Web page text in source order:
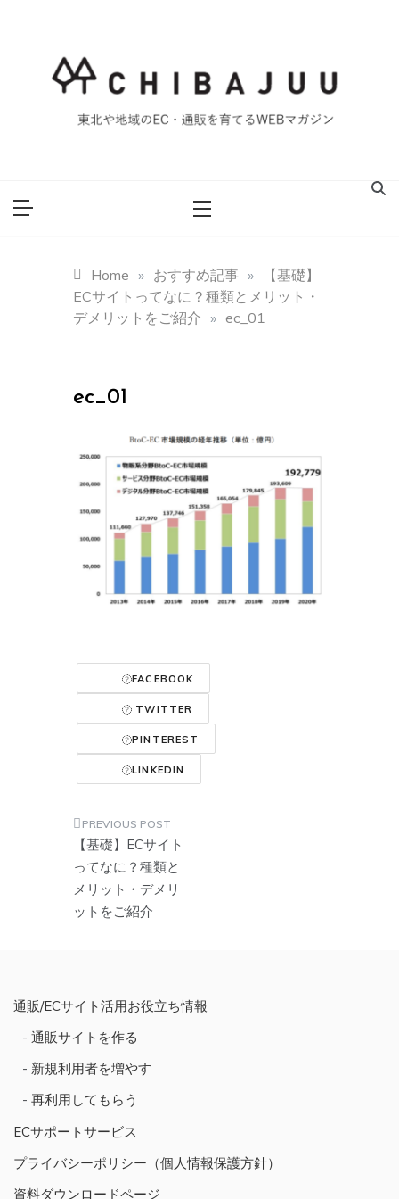
重ブログ
Home » おすすめ記事 »
【基礎】
ECサイトってなに？種類とメリット・
デメリットをご紹介 » ec_01
ec_01
FACEBOOK
TWITTER
PINTEREST
LINKEDIN
投
稿
ナ
ビ
シ
ョ
【基礎】ECサイト
ってなに？種類と
メリット・デメリ
ットをご紹介
通販/ECサイト活用お役立ち情報
通販サイトを作る
新規利用者を増やす
再利用してもらう
ECサポートサービス
プライバシーポリシー（個人情報保護方針）
資料ダウンロードページ